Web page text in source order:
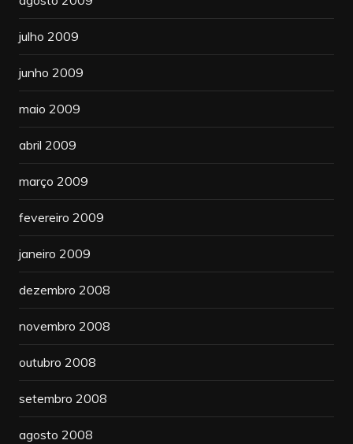
julho 2009
junho 2009
maio 2009
abril 2009
março 2009
fevereiro 2009
janeiro 2009
dezembro 2008
novembro 2008
outubro 2008
setembro 2008
agosto 2008